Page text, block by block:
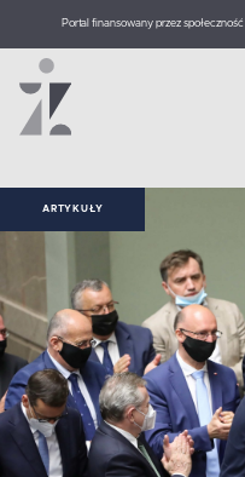
Portal finansowany przez społeczność
ARTYKUŁY